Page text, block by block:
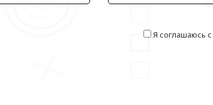
Я соглашаюсь с